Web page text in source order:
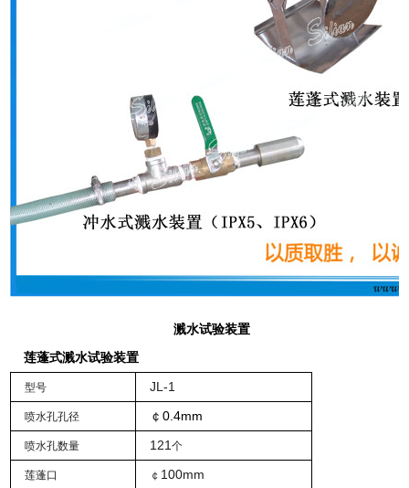
溅水试验装置
莲蓬式溅水试验装置
型号 JL-1
喷水孔孔径 ￠0.4mm
喷水孔数量 121个
莲蓬口 ￠ 100mm